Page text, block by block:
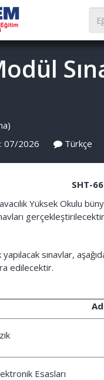
07/2026
Türkçe
SHT-
Yüksek Okulu
sınavlar,
edilecektir.
Esasları